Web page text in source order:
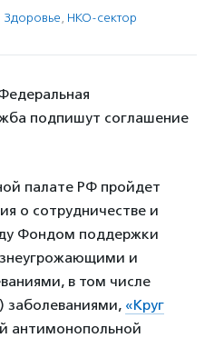
Здоровье, НКО-сектор
подпишут соглашение
палате РФ пройдет
о сотрудничестве и
Фондом поддержки
и
в том числе
«Круг
антимонопольной